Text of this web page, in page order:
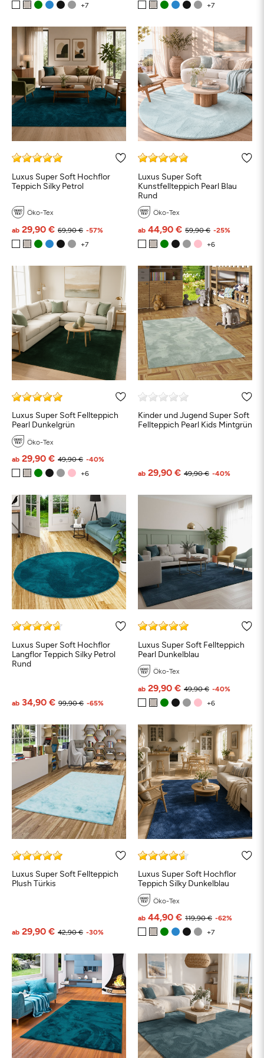
Luxus Super Soft Hochflor
Teppich Silky Petrol
Öko-Tex
69,90 €
ab 29,90 € -57%
Luxus Super Soft
Kunstfellteppich Pearl Blau
Rund
Öko-Tex
59,90 €
ab 44,90 € -25%
Luxus Super Soft Fellteppich
Pearl Dunkelgrün
Öko-Tex
49,90 €
ab 29,90 € -40%
Kinder und Jugend Super Soft
Fellteppich Pearl Kids Mintgrün
49,90 €
ab 29,90 € -40%
Luxus Super Soft Hochflor
Langflor Teppich Silky Petrol
Rund
99,90 €
ab 34,90 € -65%
Luxus Super Soft Fellteppich
Pearl Dunkelblau
Öko-Tex
49,90 €
ab 29,90 € -40%
Luxus Super Soft Fellteppich
Plush Türkis
42,90 €
ab 29,90 € -30%
Luxus Super Soft Hochflor
Teppich Silky Dunkelblau
Öko-Tex
119,90 €
ab 44,90 € -62%